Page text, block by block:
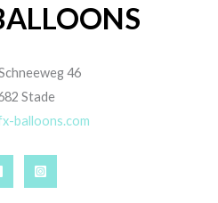
46
Stade
balloons.com